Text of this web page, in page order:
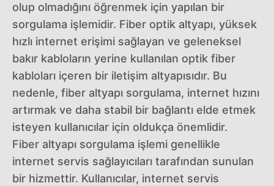
olup olmadığını öğrenmek için yapılan bir
sorgulama işlemidir. Fiber optik altyapı, yüksek
hızlı internet erişimi sağlayan ve geleneksel
bakır kabloların yerine kullanılan optik fiber
kabloları içeren bir iletişim altyapısıdır. Bu
nedenle, fiber altyapı sorgulama, internet hızını
artırmak ve daha stabil bir bağlantı elde etmek
isteyen kullanıcılar için oldukça önemlidir.
Fiber altyapı sorgulama işlemi genellikle
internet servis sağlayıcıları tarafından sunulan
bir hizmettir. Kullanıcılar, internet servis